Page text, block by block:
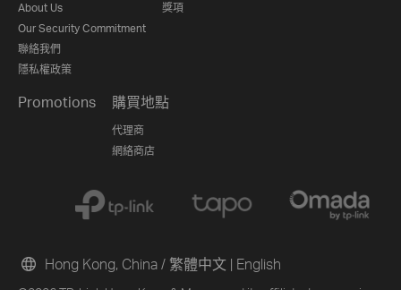
About Us
Our Security Commitment
聯絡我們
隱私權政策
獎項
Promotions 購買地點
代理商
網絡商店
Hong Kong, China / 繁體中文 | English